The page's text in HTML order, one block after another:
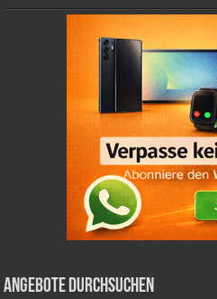
Angebote durchsuchen